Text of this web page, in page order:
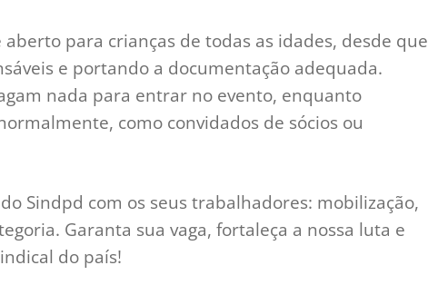
para crianças de todas as idades, desde que
e portando a documentação adequada.
nada para entrar no evento, enquanto
como convidados de sócios ou
Sindpd com os seus trabalhadores: mobilização,
Garanta sua vaga, fortaleça a nossa luta e
do país!